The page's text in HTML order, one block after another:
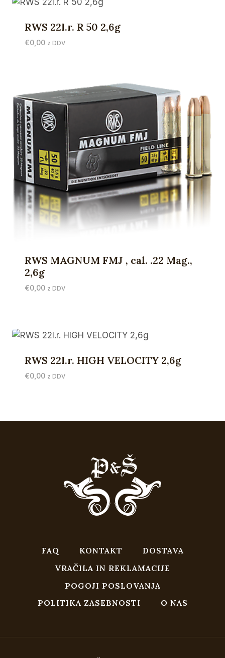
RWS 22I.r. R 50 2,6g
€0,00 z DDV
RWS MAGNUM FMJ , cal. .22 Mag.,
2,6g
€0,00 z DDV
RWS 22I.r. HIGH VELOCITY 2,6g
€0,00 z DDV
FAQ KONTAKT
DOSTAVA
VRAČILA IN REKLAMACIJE
POGOJI POSLOVANJA
POLITIKA ZASEBNOSTI
O NAS